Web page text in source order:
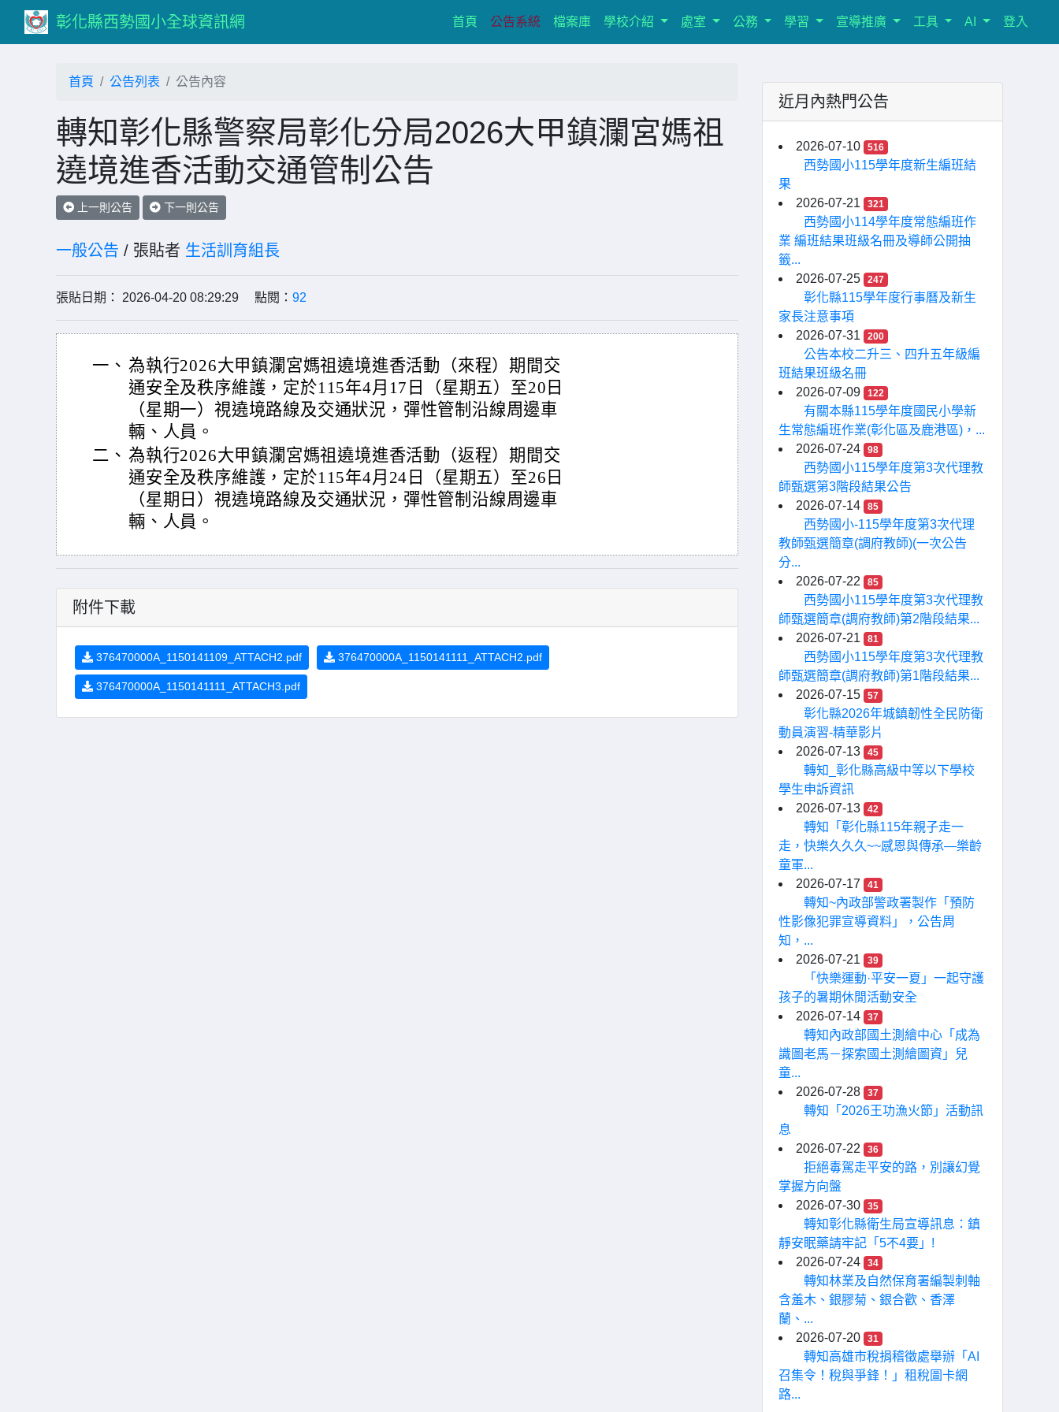
彰化縣西勢國小全球資訊網 首頁 (current)
公告系統 檔案庫 學校介紹 處室 公務 學習 宣導推廣 工具 AI 登入
首頁 公告列表 公告內容
轉知彰化縣警察局彰化分局2026大甲鎮瀾宮媽祖
遶境進香活動交通管制公告
上一則公告 下一則公告
一般公告 / 張貼者 生活訓育組長
張貼日期： 2026-04-20 08:29:29 點閱： 92
一、 為執行2026大甲鎮瀾宮媽祖遶境進香活動（來程）期間交
通安全及秩序維護，定於115年4月17日（星期五）至20日
（星期一）視遶境路線及交通狀況，彈性管制沿線周邊車
輛、人員。
二、 為執行2026大甲鎮瀾宮媽祖遶境進香活動（返程）期間交
通安全及秩序維護，定於115年4月24日（星期五）至26日
（星期日）視遶境路線及交通狀況，彈性管制沿線周邊車
輛、人員。
附件下載
376470000A_1150141109_ATTACH2.pdf 376470000A_1150141111_ATTACH2.pdf
376470000A_1150141111_ATTACH3.pdf
近月內熱門公告
2026-07-10 516
西勢國小115學年度新生編班結
果
2026-07-21
321
西勢國小114學年度常態編班作
業 編班結果班級名冊及導師公開抽
籤...
2026-07-25
247
彰化縣115學年度行事曆及新生
家長注意事項
2026-07-31
200
公告本校二升三、四升五年級編
班結果班級名冊
2026-07-09
122
有關本縣115學年度國民小學新
生常態編班作業(彰化區及鹿港區)，...
2026-07-24
98
西勢國小115學年度第3次代理教
師甄選第3階段結果公告
2026-07-14
85
西勢國小-115學年度第3次代理
教師甄選簡章(調府教師)(一次公告
分...
2026-07-22
85
西勢國小115學年度第3次代理教
師甄選簡章(調府教師)第2階段結果...
2026-07-21
81
西勢國小115學年度第3次代理教
師甄選簡章(調府教師)第1階段結果...
2026-07-15
57
彰化縣2026年城鎮韌性全民防衛
動員演習-精華影片
2026-07-13
45
轉知_彰化縣高級中等以下學校
學生申訴資訊
2026-07-13
42
轉知「彰化縣115年親子走一
走，快樂久久久~~感恩與傳承—樂齡
童軍...
2026-07-17
41
轉知~內政部警政署製作「預防
性影像犯罪宣導資料」，公告周
知，...
2026-07-21
39
「快樂運動·平安一夏」一起守護
孩子的暑期休閒活動安全
2026-07-14
37
轉知內政部國土測繪中心「成為
識圖老馬－探索國土測繪圖資」兒
童...
2026-07-28
37
轉知「2026王功漁火節」活動訊
息
2026-07-22
36
拒絕毒駕走平安的路，別讓幻覺
掌握方向盤
2026-07-30
35
轉知彰化縣衛生局宣導訊息：鎮
靜安眠藥請牢記「5不4要」!
2026-07-24
34
轉知林業及自然保育署編製刺軸
含羞木、銀膠菊、銀合歡、香澤
蘭、...
2026-07-20
31
轉知高雄市稅捐稽徵處舉辦「AI
召集令！稅與爭鋒！」租稅圖卡網
路...